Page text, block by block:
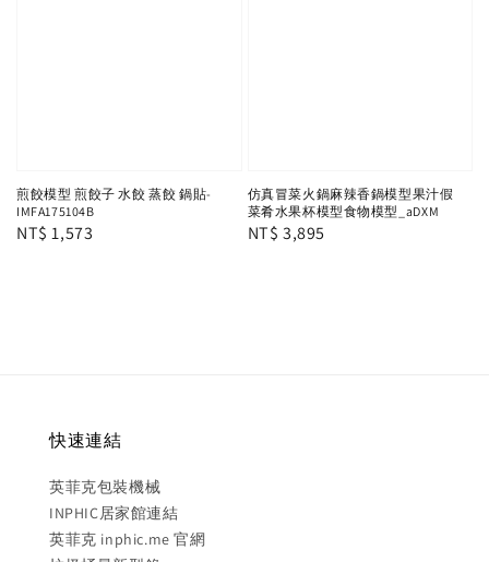
煎餃模型 煎餃子 水餃 蒸餃 鍋貼-
IMFA175104B
Regular
NT$ 1,573
仿真冒菜火鍋麻辣香鍋模型果汁假
菜肴水果杯模型食物模型_aDXM
Regular
NT$ 3,895
快速連結
英菲克包裝機械
INPHIC居家館連結
英菲克 inphic.me 官網